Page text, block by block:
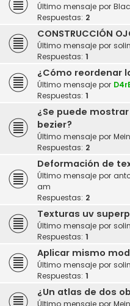
Último mensaje por
Respuestas: 2
CONSTRUCCIÓN
Último mensaje por
Respuestas: 1
¿Cómo reordenar
Último mensaje por
Respuestas: 1
¿Se puede
bezier?
Último mensaje por
Respuestas: 2
Deformación de
Último mensaje por
am
Respuestas: 2
Texturas uv
Último mensaje por
Respuestas: 1
Aplicar mismo
Último mensaje por
Respuestas: 1
¿Un atlas de dos